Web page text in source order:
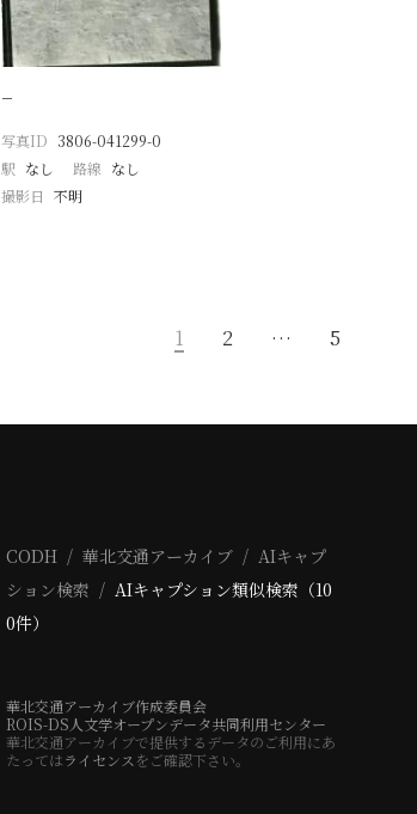
−
写真ID 3806-041299-0
駅 なし 路線 なし
撮影日 不明
1 2 … 5
CODH 華北交通アーカイブ
AIキャプ
ション検索
AIキャプション類似検索（10
0件）
華北交通アーカイブ作成委員会
ROIS-DS人文学オープンデータ共同利用センター
華北交通アーカイブで提供するデータのご利用にあ
たってはライセンス をご確認下さい。